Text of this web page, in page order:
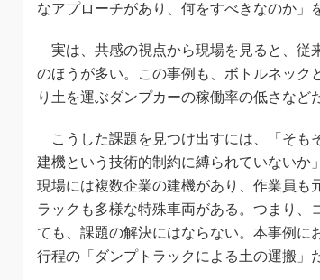
なアプローチがあり、何をすべきなのか」
実は、共感の視点から現場を見ると、従
のほうが多い。この事例も、ボトルネック
り土を運ぶダンプカーの稼働率の低さなど
こうした課題を見つけ出すには、「そも
建機という技術的制約に縛られていないか
現場には複数企業の建機があり、作業員も
ラックも多様な特殊車両がある。つまり、
ても、課題の解決にはならない。本事例
行程の「ダンプトラックによる土の運搬」